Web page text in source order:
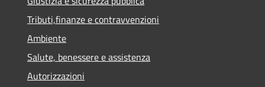
Tributi,finanze e contravvenzioni
Ambiente
Salute, benessere e assistenza
Autorizzazioni